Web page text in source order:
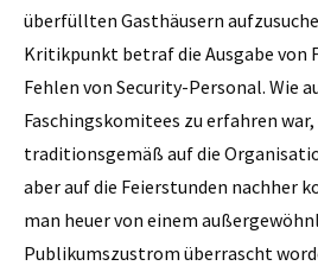
überfüllten Gasthäusern
Kritikpunkt betraf die Ausgabe von
Fehlen von Security-Personal. Wie
Faschingskomitees zu erfahren war,
traditionsgemäß auf die
aber auf die Feierstunden nachher
man heuer von einem
Publikumszustrom überrascht